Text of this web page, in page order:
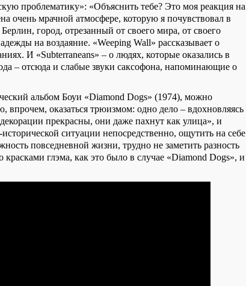
проблематику»: «Объяснить тебе? Это моя реакция на
очень мрачной атмосфере, которую я почувствовал в
город, отрезанный от своего мира, от своего
на воздаяние. «Weeping Wall» рассказывает о
И «Subterraneans» – о людях, которые оказались в
– отсюда и слабые звуки саксофона, напоминающие о
альбом Боуи «Diamond Dogs» (1974), можно
оказаться трюизмом: одно дело – вдохновляясь
прекрасны, они даже пахнут как улица», и
ситуации непосредственно, ощутить на себе
повседневной жизни, трудно не заметить разность
глэма, как это было в случае «Diamond Dogs», и